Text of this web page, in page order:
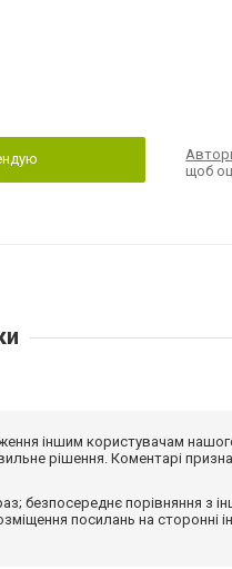
щоб
іншим користувачам
рішення. Коментарі
безпосереднє порівняння з
посилань на сторонні